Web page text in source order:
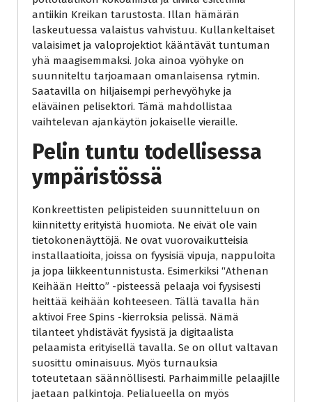
antiikin Kreikan tarustosta. Illan hämärän
laskeutuessa valaistus vahvistuu. Kullankeltaiset
valaisimet ja valoprojektiot kääntävät tuntuman
yhä maagisemmaksi. Joka ainoa vyöhyke on
suunniteltu tarjoamaan omanlaisensa rytmin.
Saatavilla on hiljaisempi perhevyöhyke ja
eläväinen pelisektori. Tämä mahdollistaa
vaihtelevan ajankäytön jokaiselle vieraille.
Pelin tuntu todellisessa
ympäristössä
Konkreettisten pelipisteiden suunnitteluun on
kiinnitetty erityistä huomiota. Ne eivät ole vain
tietokonenäyttöjä. Ne ovat vuorovaikutteisia
installaatioita, joissa on fyysisiä vipuja, nappuloita
ja jopa liikkeentunnistusta. Esimerkiksi “Athenan
Keihään Heitto” -pisteessä pelaaja voi fyysisesti
heittää keihään kohteeseen. Tällä tavalla hän
aktivoi Free Spins -kierroksia pelissä. Nämä
tilanteet yhdistävät fyysistä ja digitaalista
pelaamista erityisellä tavalla. Se on ollut valtavan
suosittu ominaisuus. Myös turnauksia
toteutetaan säännöllisesti. Parhaimmille pelaajille
jaetaan palkintoja. Pelialueella on myös